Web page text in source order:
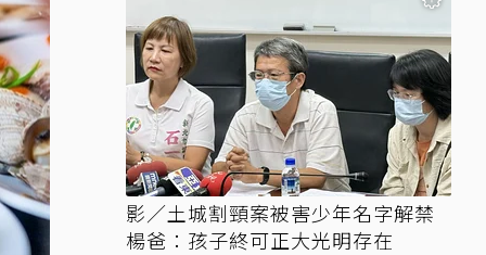
影／土城割頸案被害少年名字解禁
楊爸：孩子終可正大光明存在